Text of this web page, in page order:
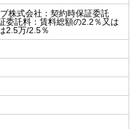
株式会社：契約時保証委託
委託料：賃料総額の2.2％又は
2.5万/2.5％